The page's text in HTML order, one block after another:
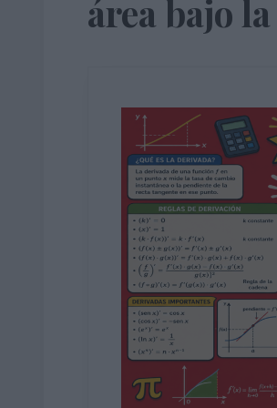
área bajo